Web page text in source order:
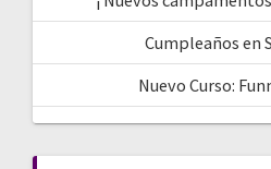
Cumpleaños en
Nuevo Curso: